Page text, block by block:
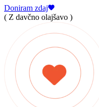
Doniram zdaj
( Z davčno olajšavo )